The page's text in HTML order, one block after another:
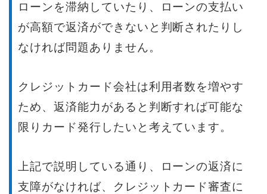
ローンを滞納していたり、ローンの支払い
が高額で返済ができないと判断されたりし
なければ問題ありません。
クレジットカード会社は利用者数を増やす
ため、返済能力があると判断すれば可能な
限りカード発行したいと考えています。
上記で説明している通り、ローンの返済に
支障がなければ、クレジットカード審査に